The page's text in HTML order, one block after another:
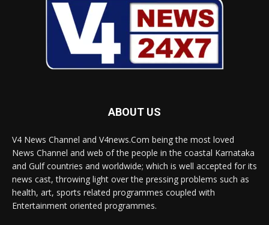
ABOUT US
V4 News Channel and V4news.Com being the most loved
News Channel and web of the people in the coastal Karnataka
and Gulf countries and worldwide; which is well accepted for its
news cast, throwing light over the pressing problems such as
health, art, sports related programmes coupled with
Entertainment oriented programmes.